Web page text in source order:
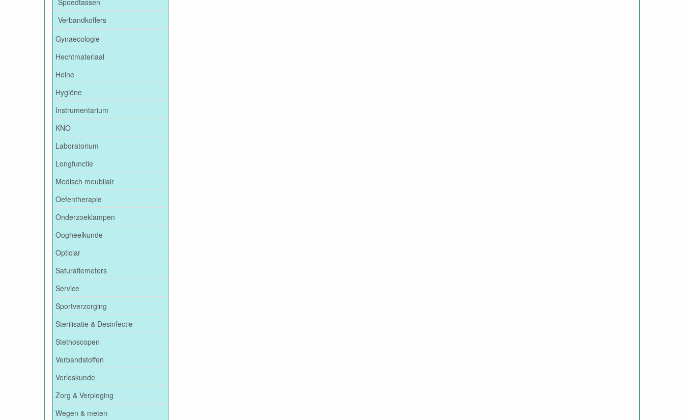
Verbandkoffers
Gynaecologie
Hechtmateriaal
Heine
Hygiëne
Instrumentarium
KNO
Laboratorium
Longfunctie
Medisch meubilair
Oefentherapie
Onderzoeklampen
Oogheelkunde
Opticlar
Saturatiemeters
Service
Sportverzorging
Sterilisatie & Desinfectie
Stethoscopen
Verbandstoffen
Verloskunde
Zorg & Verpleging
Wegen & meten